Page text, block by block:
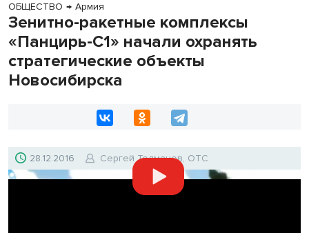
ОБЩЕСТВО → Армия
Зенитно-ракетные комплексы
«Панцирь-С1» начали охранять
стратегические объекты
Новосибирска
28.12.2016 Сергей Толмачев, ОТС